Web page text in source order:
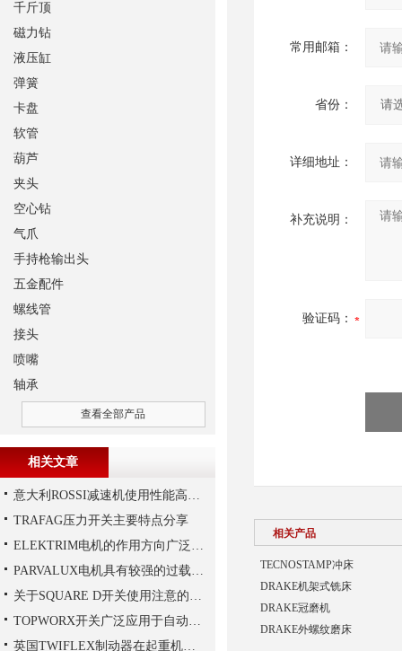
常用邮箱：
省份：
详细地址：
补充说明：
验证码：
相关产品
TECNOSTAMP冲床
DRAKE机架式铣床
DRAKE冠磨机
DRAKE外螺纹磨床
千斤顶
磁力钻
液压缸
弹簧
卡盘
软管
葫芦
夹头
空心钻
气爪
手持枪输出头
五金配件
螺线管
接头
喷嘴
轴承
查看全部产品
相关文章
意大利ROSSI减速机使用性能高、持久，运行平稳
TRAFAG压力开关主要特点分享
ELEKTRIM电机的作用方向广泛且多元化
PARVALUX电机具有较强的过载能力
关于SQUARE D开关使用注意的介绍
TOPWORX开关广泛应用于自动化控制领域
英国TWIFLEX制动器在起重机作业中出现常见故障的原因